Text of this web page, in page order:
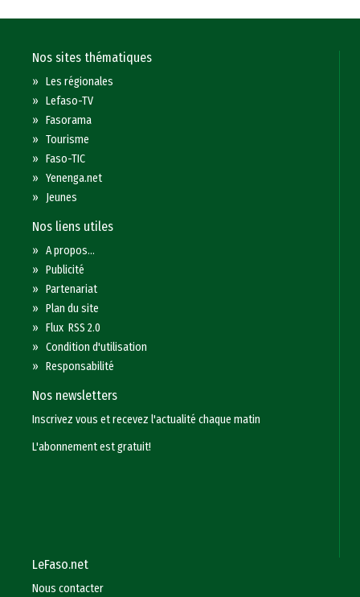
Nos sites thématiques
»Les régionales
»Lefaso-TV
»Fasorama
»Tourisme
»Faso-TIC
»Yenenga.net
» Jeunes
Nos liens utiles
»A propos...
»Publicité
»Partenariat
»Plan du site
»Flux RSS 2.0
»Condition d'utilisation
»Responsabilité
Nos newsletters
Inscrivez vous et recevez l'actualité chaque matin
L'abonnement est gratuit!
LeFaso.net
Nous contacter